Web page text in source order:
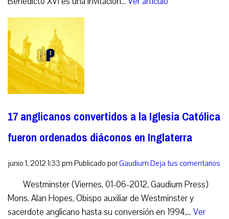
17 anglicanos convertidos a la Iglesia Católica
fueron ordenados diáconos en Inglaterra
junio 1, 2012 1:33 pm Publicado porGaudium Deja tus comentarios
Westminster (Viernes, 01-06-2012, Gaudium Press)
Mons. Alan Hopes, Obispo auxiliar de Westminster y
sacerdote anglicano hasta su conversión en 1994,... Ver